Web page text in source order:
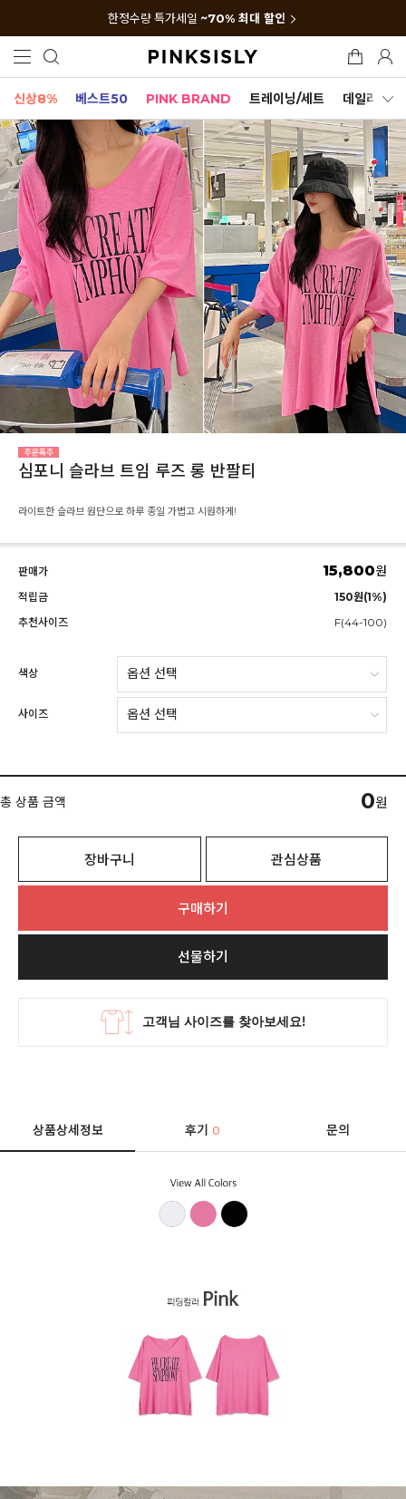
한정수량 특가세일 ~70% 최대 할인
신상8% 베스트50 PINK BRAND 트레이닝/세트 데일리세트
심포니 슬라브 트임 루즈 롱 반팔티
라이트한 슬라브 원단으로 하루 종일 가볍고 시원하게!
판매가 15,800원
적립금
150원(1%)
추천사이즈
F(44-100)
색상
사이즈
총 상품 금액 0원
장바구니 관심상품
구매하기
선물하기
상품상세정보 후기0 문의